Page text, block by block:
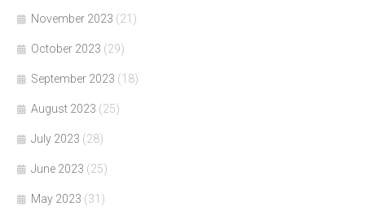
November 2023 (21)
October 2023 (29)
September 2023 (18)
August 2023 (25)
July 2023 (28)
June 2023 (25)
May 2023 (31)